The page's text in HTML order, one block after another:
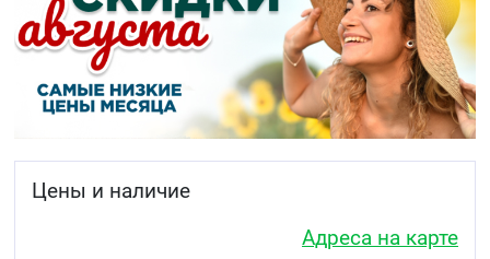
Если улучшение не наступило или Вы чувствуете
ухудшение, необходимо обратиться к врачу.
2. О чём следует знать перед
применением препарата Икервис®
Противопоказания
другие компоненты препарата (перечисленные
Цены и наличие
Адреса на карте